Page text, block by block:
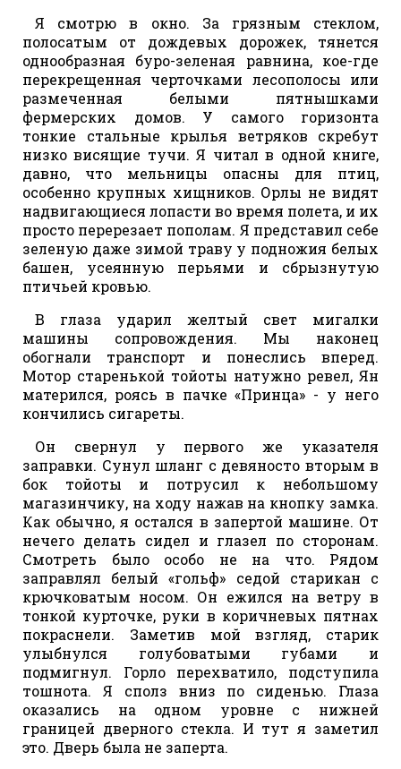
Я смотрю в окно. За грязным стеклом,
полосатым от дождевых дорожек, тянется
однообразная буро-зеленая равнина, кое-где
перекрещенная черточками лесополосы или
размеченная белыми пятнышками
фермерских домов. У самого горизонта
тонкие стальные крылья ветряков скребут
низко висящие тучи. Я читал в одной книге,
давно, что мельницы опасны для птиц,
особенно крупных хищников. Орлы не видят
надвигающиеся лопасти во время полета, и их
просто перерезает пополам. Я представил себе
зеленую даже зимой траву у подножия белых
башен, усеянную перьями и сбрызнутую
птичьей кровью.
В глаза ударил желтый свет мигалки
машины сопровождения. Мы наконец
обогнали транспорт и понеслись вперед.
Мотор старенькой тойоты натужно ревел, Ян
матерился, роясь в пачке «Принца» - у него
кончились сигареты.
Он свернул у первого же указателя
заправки. Сунул шланг с девяносто вторым в
бок тойоты и потрусил к небольшому
магазинчику, на ходу нажав на кнопку замка.
Как обычно, я остался в запертой машине. От
нечего делать сидел и глазел по сторонам.
Смотреть было особо не на что. Рядом
заправлял белый «гольф» седой старикан с
крючковатым носом. Он ежился на ветру в
тонкой курточке, руки в коричневых пятнах
покраснели. Заметив мой взгляд, старик
улыбнулся голубоватыми губами и
подмигнул. Горло перехватило, подступила
тошнота. Я сполз вниз по сиденью. Глаза
оказались на одном уровне с нижней
границей дверного стекла. И тут я заметил
это. Дверь была не заперта.